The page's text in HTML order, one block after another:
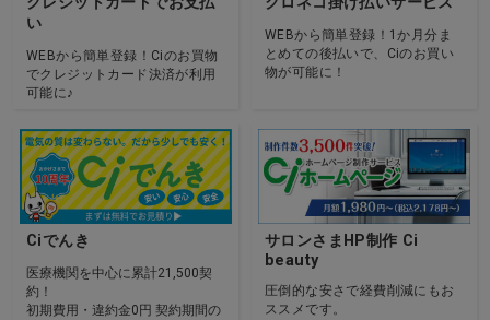
い
WEBから簡単登録！Ciのお買物
でクレジットカード決済が利用
可能に♪
WEBから簡単登録！1か月分ま
とめての後払いで、Ciのお買い
物が可能に！
Ciでんき
医療機関を中心に累計21,500契
約！
初期費用・違約金0円 契約期間の
サロンさまHP制作 Ci
beauty
圧倒的な安さで経費削減にもお
ススメです。